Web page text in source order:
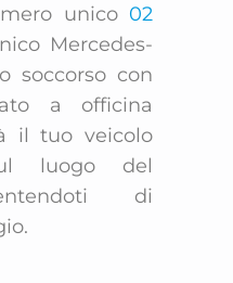
unico 02
Mercedes-
soccorso con
a officina
il tuo veicolo
luogo del
di